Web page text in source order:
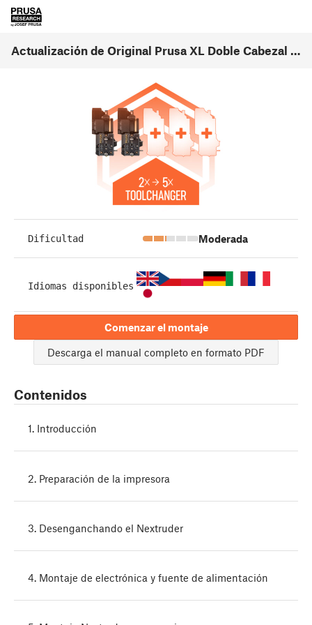
Actualización de Original Prusa XL Doble Cabezal a Cinco Cabezales (1.01)
Dificultad Moderada
Idiomas disponibles
Comenzar el montaje
Descarga el manual completo en formato PDF
Contenidos
1. Introducción
2. Preparación de la impresora
3. Desenganchando el Nextruder
4. Montaje de electrónica y fuente de alimentación